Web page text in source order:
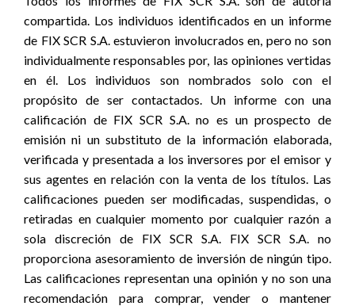
compartida. Los individuos identificados en un informe
de FIX SCR S.A. estuvieron involucrados en, pero no son
individualmente responsables por, las opiniones vertidas
en él. Los individuos son nombrados solo con el
propósito de ser contactados. Un informe con una
calificación de FIX SCR S.A. no es un prospecto de
emisión ni un substituto de la información elaborada,
verificada y presentada a los inversores por el emisor y
sus agentes en relación con la venta de los títulos. Las
calificaciones pueden ser modificadas, suspendidas, o
retiradas en cualquier momento por cualquier razón a
sola discreción de FIX SCR S.A. FIX SCR S.A. no
proporciona asesoramiento de inversión de ningún tipo.
Las calificaciones representan una opinión y no son una
recomendación para comprar, vender o mantener